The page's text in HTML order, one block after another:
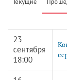
Текущие
23
сентября
18:00